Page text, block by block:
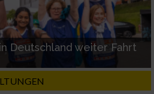
Deutschland weiter Fahrt